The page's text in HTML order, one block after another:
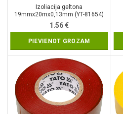
Izoliacija geltona
19mmx20mx0,13mm (YT-81654)
1.56€
PIEVIENOT GROZAM